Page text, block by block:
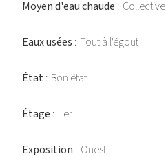
Moyen d'eau chaude Collective
Eaux usées Tout à l'égout
État Bon état
Étage 1er
Exposition Ouest